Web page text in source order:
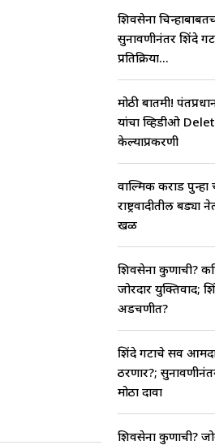
शिवसेना
सुनावणीनंतर शिंदे
प्रतिक्रिया...
मोठी बातमी!
यांचा व्हिडीओ
केल्याप्रकरणी
वाल्मिक कराड पुन्हा
राष्ट्रवादीतील बड्या
खळ
शिवसेना कुणाची?
जोरदार युक्तिवाद;
अडचणीत?
शिंदे गटाचे सर्व
ठरणार?;
मोठा दावा
शिवसेना कुणाची?